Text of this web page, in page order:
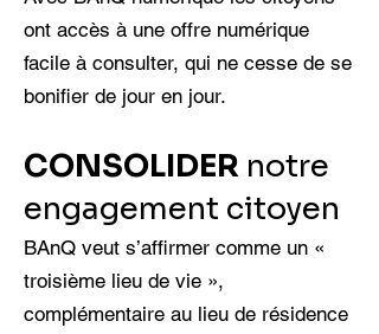
ont accès à une offre numérique
facile à consulter, qui ne cesse de se
bonifier de jour en jour.
CONSOLIDER notre
engagement citoyen
BAnQ veut s’affirmer comme un «
troisième lieu de vie »,
complémentaire au lieu de résidence